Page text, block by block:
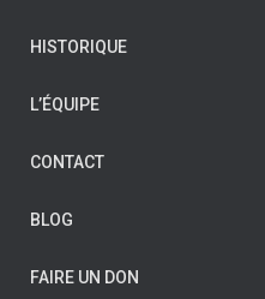
HISTORIQUE
L’ÉQUIPE
CONTACT
BLOG
FAIRE UN DON